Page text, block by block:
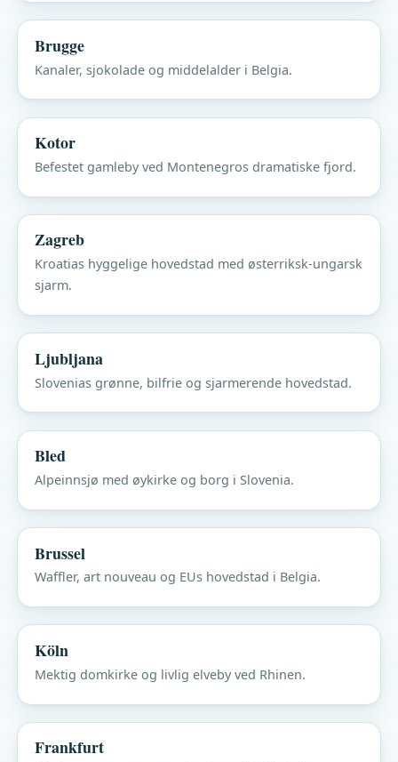
Brugge
Kanaler, sjokolade og middelalder i Belgia.
Kotor
Befestet gamleby ved Montenegros dramatiske fjord.
Zagreb
Kroatias hyggelige hovedstad med østerriksk-ungarsk
sjarm.
Ljubljana
Slovenias grønne, bilfrie og sjarmerende hovedstad.
Bled
Alpeinnsjø med øykirke og borg i Slovenia.
Brussel
Waffler, art nouveau og EUs hovedstad i Belgia.
Köln
Mektig domkirke og livlig elveby ved Rhinen.
Frankfurt